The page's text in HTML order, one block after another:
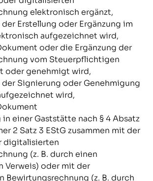
elektronisch ergänzt,
Erstellung oder Ergänzung im
aufgezeichnet wird,
oder die Ergänzung der
vom Steuerpflichtigen
oder genehmigt wird,
Signierung oder Genehmigung
wird,
einer Gaststätte nach § 4 Absatz
2 Satz 3 EStG zusammen mit der
digitalisierten
(z. B. durch einen
Verweis) oder mit der
Bewirtungsrechnung (z. B. durch